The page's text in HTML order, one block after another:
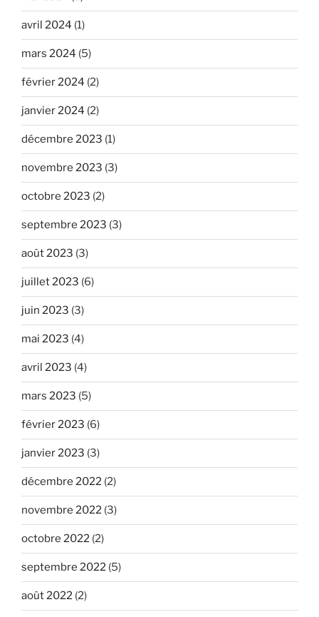
avril 2024 (1)
mars 2024 (5)
février 2024 (2)
janvier 2024 (2)
décembre 2023 (1)
novembre 2023 (3)
octobre 2023 (2)
septembre 2023 (3)
août 2023 (3)
juillet 2023 (6)
juin 2023 (3)
mai 2023 (4)
avril 2023 (4)
mars 2023 (5)
février 2023 (6)
janvier 2023 (3)
décembre 2022 (2)
novembre 2022 (3)
octobre 2022 (2)
septembre 2022 (5)
août 2022 (2)